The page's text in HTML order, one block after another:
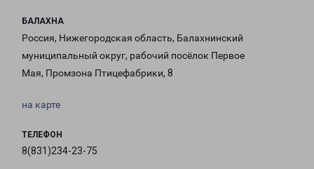
БАЛАХНА
Россия, Нижегородская область, Балахнинский
муниципальный округ, рабочий посёлок Первое
Мая, Промзона Птицефабрики, 8
на карте
ТЕЛЕФОН
8(831)234-23-75